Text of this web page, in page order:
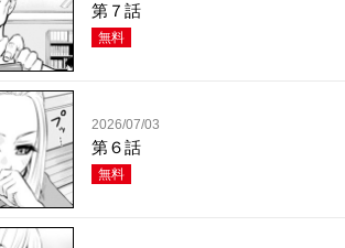
第７話
無料
2026/07/03
第６話
無料